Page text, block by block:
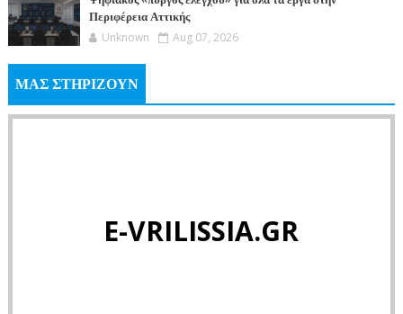
Περιφέρεια Αττικής
Unknown Aug 07, 2026
ΜΑΣ ΣΤΗΡΙΖΟΥΝ
E-VRILISSIA.GR